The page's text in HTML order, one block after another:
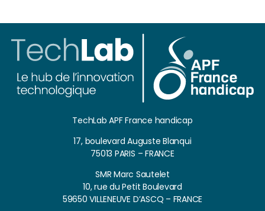
TechLab APF France handicap
17, boulevard Auguste Blanqui
75013 PARIS – FRANCE
SMR Marc Sautelet
10, rue du Petit Boulevard
59650 VILLENEUVE D’ASCQ – FRANCE